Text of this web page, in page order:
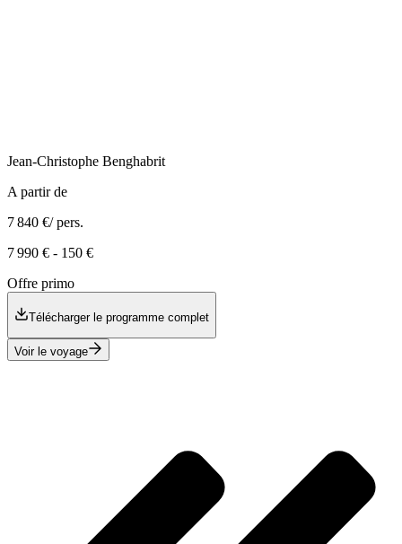
Jean-Christophe Benghabrit
A partir de
7 840 €/ pers.
7 990 € - 150 €
Offre primo
Télécharger le programme complet
Voir le voyage